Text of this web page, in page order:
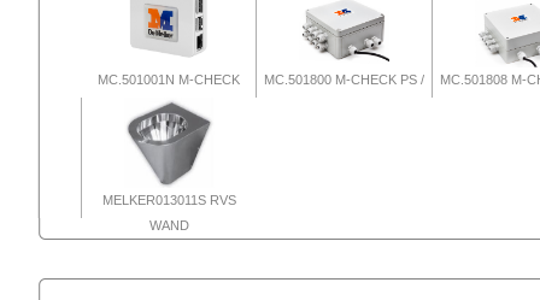
MC.501001N M-CHECK
SWI
MC.501800 M-CHECK PS / MC.501808 M-
MELKER013011S RVS
WAND